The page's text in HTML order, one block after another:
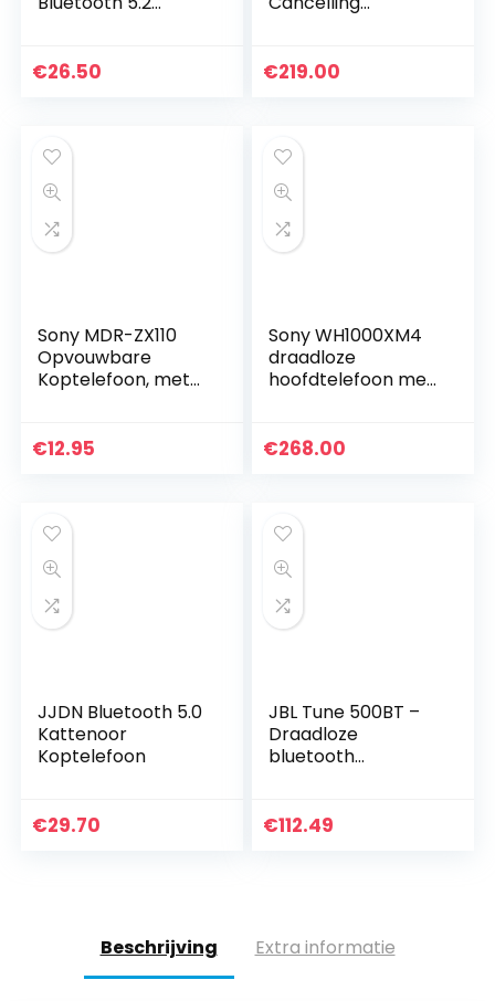
Koptelefoon
€26.50
Draadloze Over-
€219.00
Sony MDR-ZX110
Opvouwbare
Koptelefoon, met
Zwart
€12.95
Sony WH1000XM4
draadloze
hoofdtelefoon met
adaptief geluid,
€268.00
JJDN Bluetooth 5.0
Kattenoor
Koptelefoon
€29.70
JBL Tune 500BT –
Draadloze
bluetooth
€112.49
Beschrijving Extra informatie